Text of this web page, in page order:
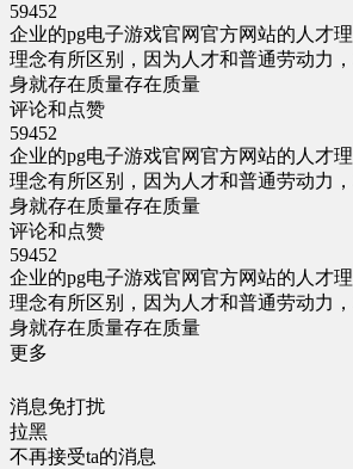
59452
企业的pg电子游戏官网官方网站的人才
理念有所区别，因为人才和普通劳动力
身就存在质量存在质量
评论和点赞
59452
企业的pg电子游戏官网官方网站的人才
理念有所区别，因为人才和普通劳动力
身就存在质量存在质量
评论和点赞
59452
企业的pg电子游戏官网官方网站的人才
理念有所区别，因为人才和普通劳动力
身就存在质量存在质量
更多
消息免打扰
拉黑
不再接受ta的消息